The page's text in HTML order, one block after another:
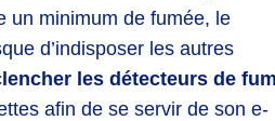
un minimum de fumée, le
d’indisposer les autres
les détecteurs de
afin de se servir de son e-